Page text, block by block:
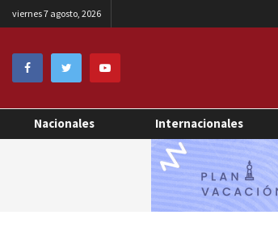
viernes 7 agosto, 2026
Nacionales Internacionales